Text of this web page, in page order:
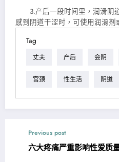
3.产后一段时间里，润滑阴
感到阴道干涩时，可使用润滑剂
Tag
丈夫 产后 会阴
宫颈 性生活 阴道
Previous post
六大疼痛严重影响性爱质